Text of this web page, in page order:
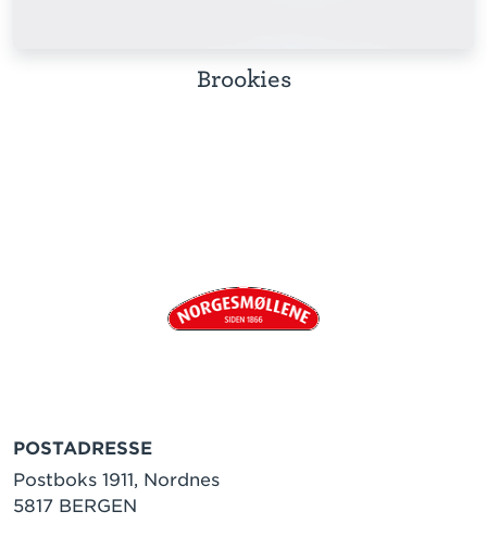
Brookies
POSTADRESSE
Postboks 1911, Nordnes
5817 BERGEN